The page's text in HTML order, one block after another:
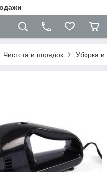
Чистота и порядок Уборка и